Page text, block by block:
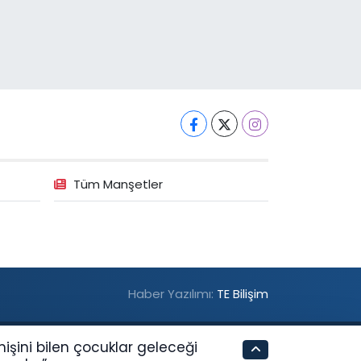
Tüm Manşetler
Haber Yazılımı: TE Bilişim
bilen çocuklar geleceği